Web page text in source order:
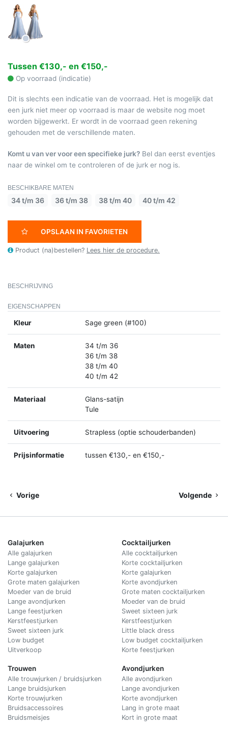
Tussen €130,- en €150,-
Op voorraad (indicatie)
Dit is slechts een indicatie van de voorraad. Het is mogelijk dat
een jurk niet meer op voorraad is maar de website nog moet
worden bijgewerkt. Er wordt in de voorraad geen rekening
gehouden met de verschillende maten.
Komt u van ver voor een specifieke jurk? Bel dan eerst eventjes
naar de winkel om te controleren of de jurk er nog is.
BESCHIKBARE MATEN
34 t/m 36 36 t/m 38 38 t/m 40 40 t/m 42
OPSLAAN IN FAVORIETEN
Product (na)bestellen? Lees hier de procedure.
BESCHRIJVING
EIGENSCHAPPEN
Kleur Sage green (#100)
Maten
34 t/m 36
36 t/m 38
38 t/m 40
40 t/m 42
Materiaal
Glans-satijn
Tule
Uitvoering Strapless (optie schouderbanden)
Prijsinformatie tussen €130,- en €150,-
Vorige Volgende
Galajurken
Alle galajurken
Lange galajurken
Korte galajurken
Grote maten galajurken
Moeder van de bruid
Lange avondjurken
Lange feestjurken
Kerstfeestjurken
Sweet sixteen jurk
Low budget
Uitverkoop
Trouwen
Alle trouwjurken / bruidsjurken
Lange bruidsjurken
Korte trouwjurken
Bruidsaccessoires
Bruidsmeisjes
Cocktailjurken
Alle cocktailjurken
Korte cocktailjurken
Korte galajurken
Korte avondjurken
Grote maten cocktailjurken
Moeder van de bruid
Sweet sixteen jurk
Kerstfeestjurken
Little black dress
Low budget cocktailjurken
Korte feestjurken
Avondjurken
Alle avondjurken
Lange avondjurken
Korte avondjurken
Lang in grote maat
Kort in grote maat